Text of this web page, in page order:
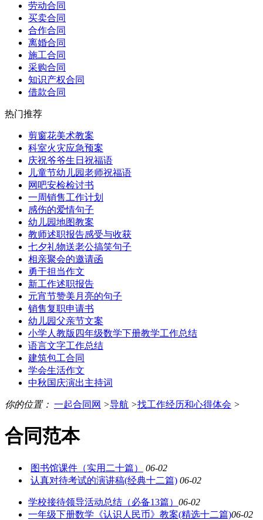
劳动合同
买卖合同
合作合同
离婚合同
施工合同
采购合同
知识产权合同
借款合同
热门推荐
剪窗花美术教案
科室火灾应急预案
庆祝爷爷生日祝福语
儿童节幼儿园老师祝福语
网吧安检检讨书
一周销售工作计划
感伤的爱情句子
幼儿园地图教案
教师述职报告感受与收获
七夕礼物送老公搞笑句子
相亲聚会的邀请函
勇于担当作文
新工作述职报告
元宵节赞美月亮的句子
销售复职申请书
幼儿园父亲节文案
小学人教版四年级数学下册教学工作总结
语言文字工作总结
建筑包工合同
学会生活作文
中秋国庆演出主持词
你的位置： 一起合同网 >导航 >找工作经历和心得体会 >
合同范本
图书馆课件（实用二十篇）
06-02
认真对待考试的演讲稿(经典十二篇) 06-02
学校接待领导活动总结（必备13篇） 06-02
一年级下册数学《认识人民币》教案(精选十二篇)06-02